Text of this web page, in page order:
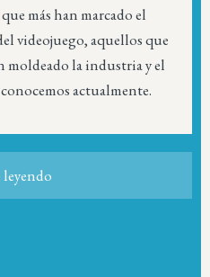
más han marcado el
videojuego, aquellos que
moldeado la industria y el
actualmente.
leyendo